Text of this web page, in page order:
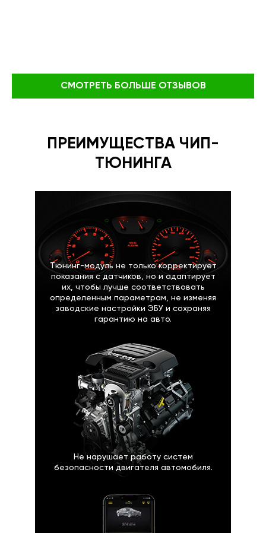
СМОТРЕТЬ БОЛЬШЕ ОТЗЫВОВ
ПРЕИМУЩЕСТВА ЧИП-
ТЮНИНГА
Тюнинг-модуль не только корректирует
показания с датчиков, но и адаптирует
их, чтобы лучше соответствовать
определенным параметрам, не изменяя
заводские настройки ЭБУ и сохраняя
гарантию на авто.
Не нарушает работу систем
безопасности двигателя автомобиля.